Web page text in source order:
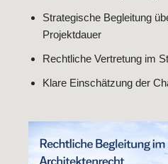
Strategische Begleitung
Projektdauer
Rechtliche Vertretung im
Klare Einschätzung der